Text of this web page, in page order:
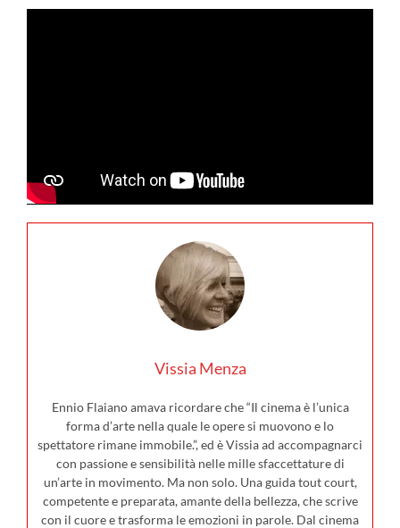
Vissia Menza
Ennio Flaiano amava ricordare che “Il cinema è l’unica
forma d’arte nella quale le opere si muovono e lo
spettatore rimane immobile.”, ed è Vissia ad accompagnarci
con passione e sensibilità nelle mille sfaccettature di
un’arte in movimento. Ma non solo. Una guida tout court,
competente e preparata, amante della bellezza, che scrive
con il cuore e trasforma le emozioni in parole. Dal cinema